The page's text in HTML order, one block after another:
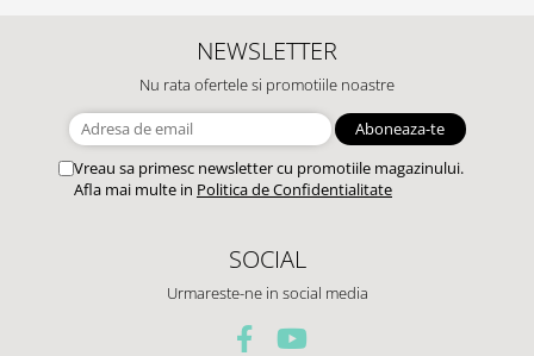
NEWSLETTER
Nu rata ofertele si promotiile noastre
Vreau sa primesc newsletter cu promotiile magazinului.
Afla mai multe in Politica de Confidentialitate
SOCIAL
Urmareste-ne in social media